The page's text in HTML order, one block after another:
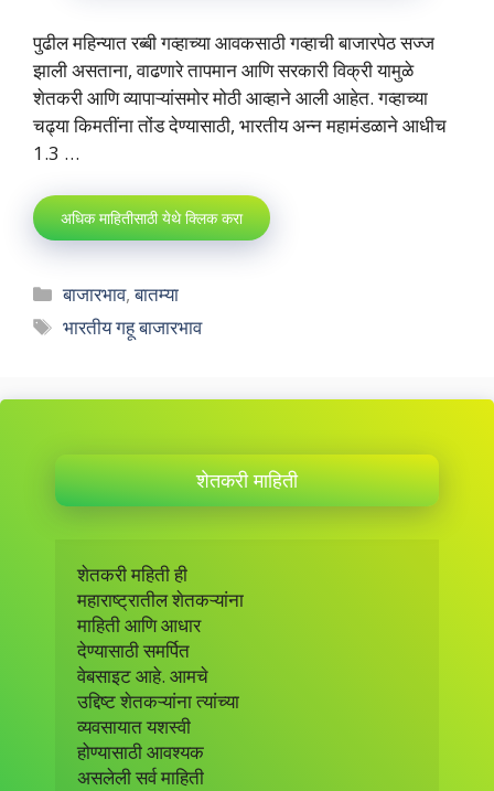
पुढील महिन्यात रब्बी गव्हाच्या आवकसाठी गव्हाची बाजारपेठ सज्ज
झाली असताना, वाढणारे तापमान आणि सरकारी विक्री यामुळे
शेतकरी आणि व्यापाऱ्यांसमोर मोठी आव्हाने आली आहेत. गव्हाच्या
चढ्या किमतींना तोंड देण्यासाठी, भारतीय अन्न महामंडळाने आधीच
1.3 …
अधिक माहितीसाठी येथे क्लिक करा
Categories
बाजारभाव,बातम्या
Tags
भारतीय गहू बाजारभाव
शेतकरी माहिती
शेतकरी महिती ही
महाराष्ट्रातील शेतकऱ्यांना
माहिती आणि आधार
देण्यासाठी समर्पित
वेबसाइट आहे. आमचे
उद्दिष्ट शेतकऱ्यांना त्यांच्या
व्यवसायात यशस्वी
होण्यासाठी आवश्यक
असलेली सर्व माहिती